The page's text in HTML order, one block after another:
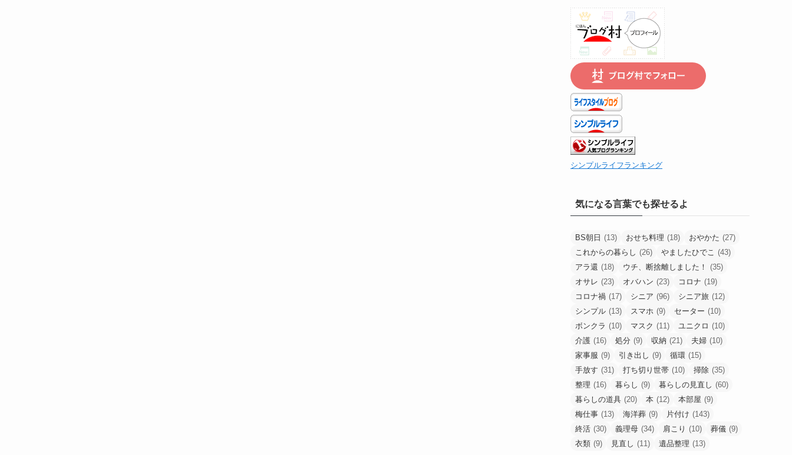
こ
ち
ら
で
シンプルライフランキング
気になる言葉でも探せるよ
BS朝日 (13) おせち料理 (18) おやかた (27)
これからの暮らし (26) やましたひでこ (43)
アラ還 (18) ウチ、断捨離しました！
(35)
オサレ (23) オバハン (23) コロナ (19)
コロナ禍 (17) シニア (96) シニア旅 (12)
シンプル (13) スマホ (9) セーター (10)
ボンクラ (10) マスク (11) ユニクロ (10)
介護 (16) 処分 (9) 収納 (21) 夫婦 (10)
家事服 (9) 引き出し (9) 循環 (15)
手放す (31) 打ち切り世帯 (10) 掃除 (35)
整理 (16) 暮らし (9) 暮らしの見直し (60)
暮らしの道具 (20) 本 (12) 本部屋 (9)
梅仕事 (13) 海洋葬 (9) 片付け (143)
終活 (30) 義理母 (34) 肩こり (10) 葬儀 (9)
衣類 (9) 見直し (11) 遺品整理 (13)